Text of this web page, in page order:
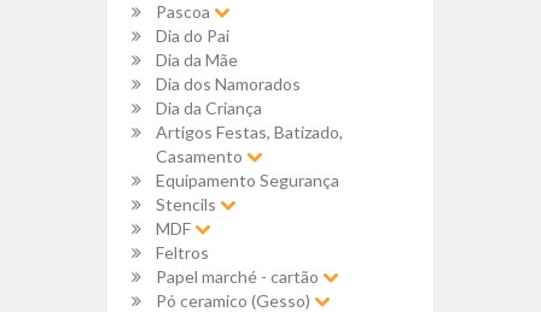
Pascoa
Dia do Pai
Dia da Mãe
Dia dos Namorados
Dia da Criança
Artigos Festas, Batizado,
Casamento
Equipamento Segurança
Stencils
MDF
Feltros
Papel marché - cartão
Pó ceramico (Gesso)